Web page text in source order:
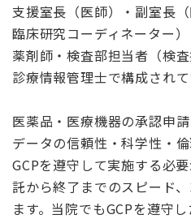
支援室長（医師）・副室長
臨床研究コーディネーター
薬剤師・検査部担当者（検
診療情報管理士で構成されて
医薬品・医療機器の承認申
データの信頼性・科学性・
GCPを遵守して実施する必
託から終了までのスピード
ます。当院でもGCPを遵守